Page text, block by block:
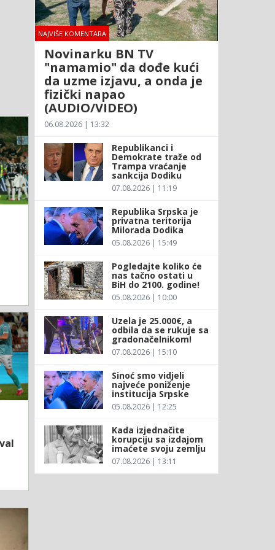
NAJVIŠE KOMENTARA
Novinarku BN TV
"namamio" da dođe kući
da uzme izjavu, a onda je
fizički napao
(AUDIO/VIDEO)
06.08.2026 | 13:32
Republikanci i
Demokrate traže od
Trampa vraćanje
sankcija Dodiku
07.08.2026 | 11:19
Republika Srpska je
privatna teritorija
Milorada Dodika
05.08.2026 | 15:49
Pogledajte koliko će
nas tačno ostati u
BiH do 2100. godine!
05.08.2026 | 10:00
Uzela je 25.000€, a
odbila da se rukuje sa
gradonačelnikom!
07.08.2026 | 15:10
Sinoć smo vidjeli
najveće poniženje
institucija Srpske
05.08.2026 | 12:25
Kada izjednačite
korupciju sa izdajom
imaćete svoju zemlju
07.08.2026 | 13:11